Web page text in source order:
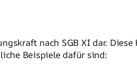
nach SGB XI dar. Diese
Beispiele dafür sind: